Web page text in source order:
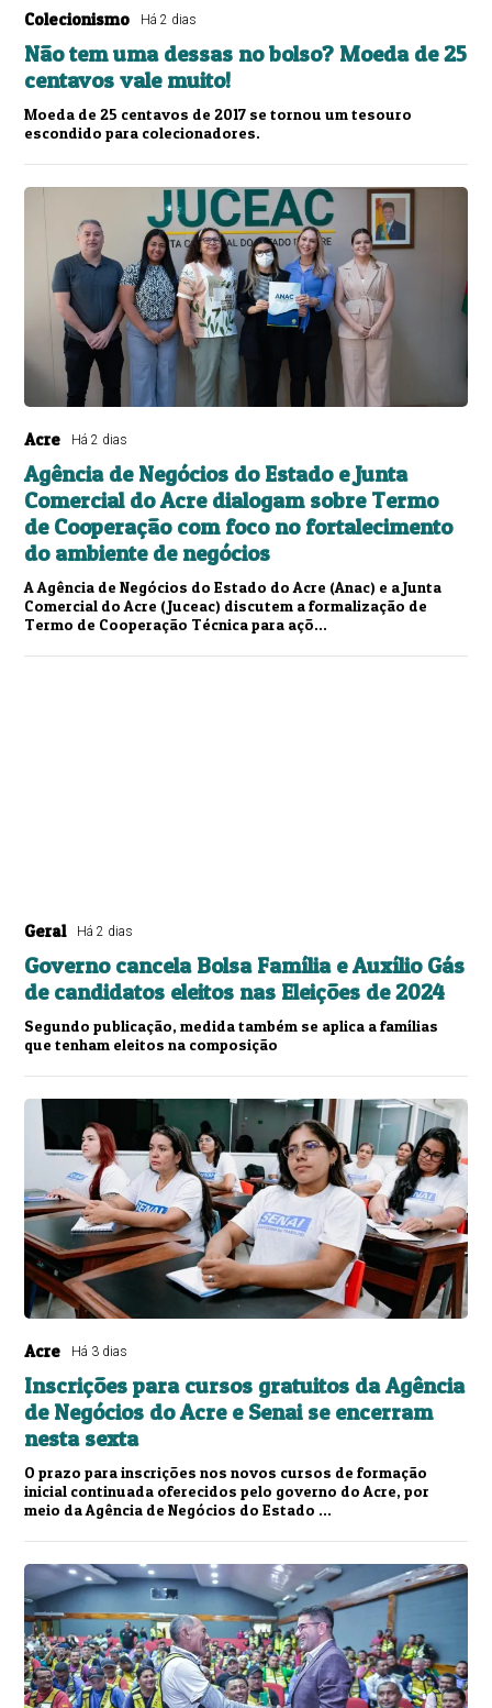
Colecionismo Há 2 dias
Não tem uma dessas no bolso? Moeda de 25
centavos vale muito!
Moeda de 25 centavos de 2017 se tornou um tesouro
escondido para colecionadores.
Acre Há 2 dias
Agência de Negócios do Estado e Junta
Comercial do Acre dialogam sobre Termo
de Cooperação com foco no fortalecimento
do ambiente de negócios
A Agência de Negócios do Estado do Acre (Anac) e a Junta
Comercial do Acre (Juceac) discutem a formalização de
Termo de Cooperação Técnica para açõ...
Geral Há 2 dias
Governo cancela Bolsa Família e Auxílio Gás
de candidatos eleitos nas Eleições de 2024
Segundo publicação, medida também se aplica a famílias
que tenham eleitos na composição
Acre Há 3 dias
Inscrições para cursos gratuitos da Agência
de Negócios do Acre e Senai se encerram
nesta sexta
O prazo para inscrições nos novos cursos de formação
inicial continuada oferecidos pelo governo do Acre, por
meio da Agência de Negócios do Estado ...